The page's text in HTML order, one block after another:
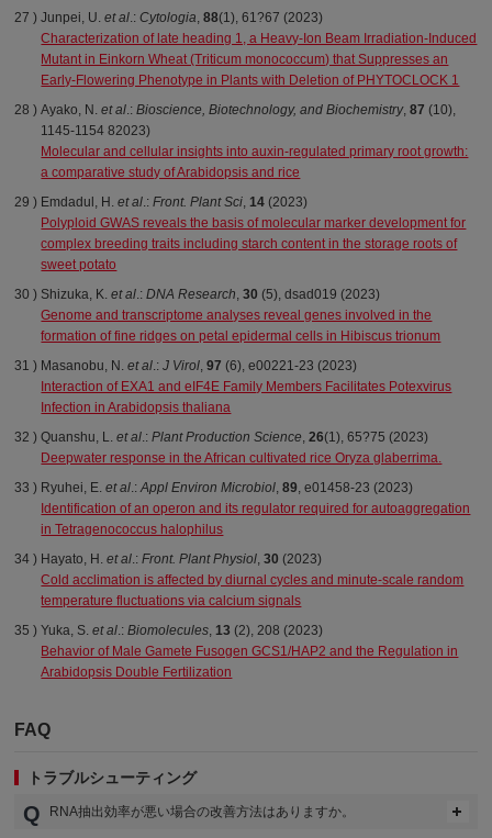
Junpei, U.et al.:Cytologia,88(1), 61?67 (2023)
Characterization of late heading 1, a Heavy-Ion Beam Irradiation-Induced
Mutant in Einkorn Wheat (Triticum monococcum) that Suppresses an
Early-Flowering Phenotype in Plants with Deletion of PHYTOCLOCK 1
Ayako, N.et al.:Bioscience, Biotechnology, and Biochemistry,87 (10),
1145-1154 82023)
Molecular and cellular insights into auxin-regulated primary root growth:
a comparative study of Arabidopsis and rice
Emdadul, H.et al.:Front. Plant Sci,14 (2023)
Polyploid GWAS reveals the basis of molecular marker development for
complex breeding traits including starch content in the storage roots of
sweet potato
Shizuka, K.et al.:DNA Research,30 (5), dsad019 (2023)
Genome and transcriptome analyses reveal genes involved in the
formation of fine ridges on petal epidermal cells in Hibiscus trionum
Masanobu, N.et al.:J Virol,97 (6), e00221-23 (2023)
Interaction of EXA1 and eIF4E Family Members Facilitates Potexvirus
Infection in Arabidopsis thaliana
Quanshu, L.et al.:Plant Production Science,26(1), 65?75 (2023)
Deepwater response in the African cultivated rice Oryza glaberrima.
Ryuhei, E.et al.:Appl EnvironMicrobiol,89, e01458-23 (2023)
Identification of an operon and its regulator required for autoaggregation
in Tetragenococcus halophilus
Hayato, H.et al.:Front. PlantPhysiol,30 (2023)
Cold acclimation is affected by diurnal cycles and minute-scale random
temperature fluctuations via calcium signals
Yuka, S.et al.:Biomolecules,13 (2), 208 (2023)
Behavior of Male Gamete Fusogen GCS1/HAP2 and the Regulation in
Arabidopsis Double Fertilization
FAQ
トラブルシューティング
RNA抽出効率が悪い場合の改善方法はありますか。